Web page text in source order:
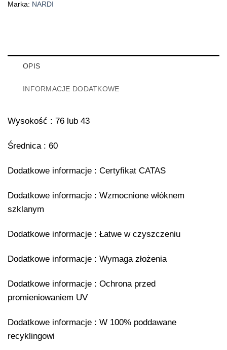
Marka: NARDI
OPIS
INFORMACJE DODATKOWE
Wysokość : 76 lub 43
Średnica : 60
Dodatkowe informacje : Certyfikat CATAS
Dodatkowe informacje : Wzmocnione włóknem
szklanym
Dodatkowe informacje : Łatwe w czyszczeniu
Dodatkowe informacje : Wymaga złożenia
Dodatkowe informacje : Ochrona przed
promieniowaniem UV
Dodatkowe informacje : W 100% poddawane
recyklingowi